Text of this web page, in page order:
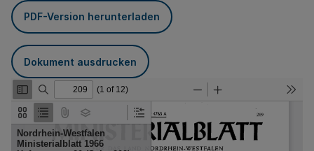
PDF-Version herunterladen
Dokument ausdrucken